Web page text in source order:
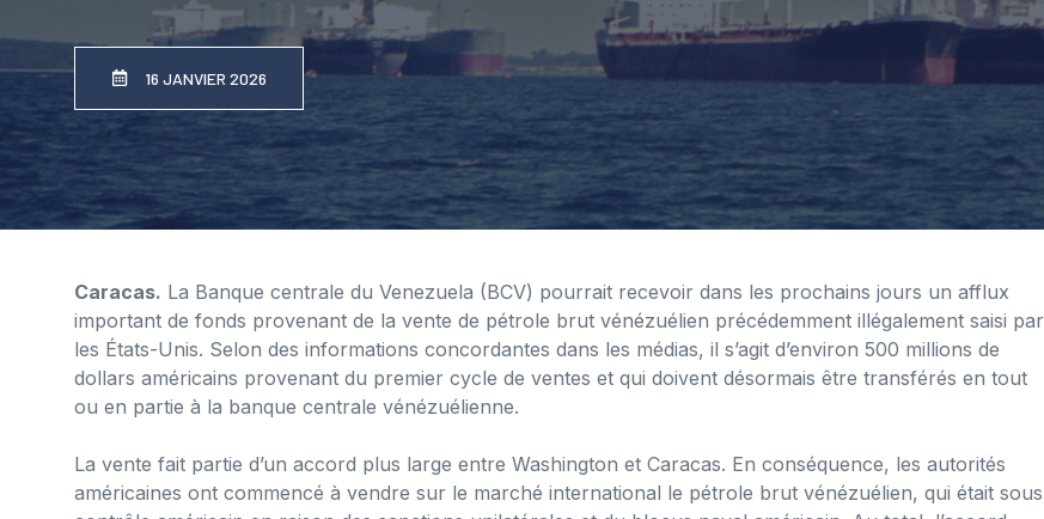
16 JANVIER 2026
Caracas. La Banque centrale du Venezuela (BCV) pourrait recevoir dans les prochains jours un afflux
important de fonds provenant de la vente de pétrole brut vénézuélien précédemment illégalement saisi par
les États-Unis. Selon des informations concordantes dans les médias, il s’agit d’environ 500 millions de
dollars américains provenant du premier cycle de ventes et qui doivent désormais être transférés en tout
ou en partie à la banque centrale vénézuélienne.
La vente fait partie d’un accord plus large entre Washington et Caracas. En conséquence, les autorités
américaines ont commencé à vendre sur le marché international le pétrole brut vénézuélien, qui était sous